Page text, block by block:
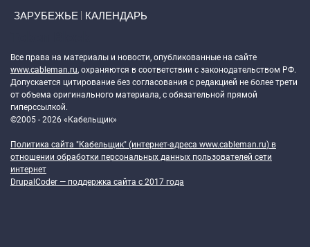
ЗАРУБЕЖЬЕ КАЛЕНДАРЬ
Все права на материалы и новости, опубликованные на сайте
www.cableman.ru, охраняются в соответствии с законодательством РФ.
Допускается цитирование без согласования с редакцией не более трети
от объема оригинального материала, с обязательной прямой
гиперссылкой.
©2005 - 2026 «Кабельщик»
Политика сайта "Кабельщик" (интернет-адреса www.cableman.ru) в
отношении обработки персональных данных пользователей сети
интернет
DrupalCoder — поддержка сайта c 2017 года